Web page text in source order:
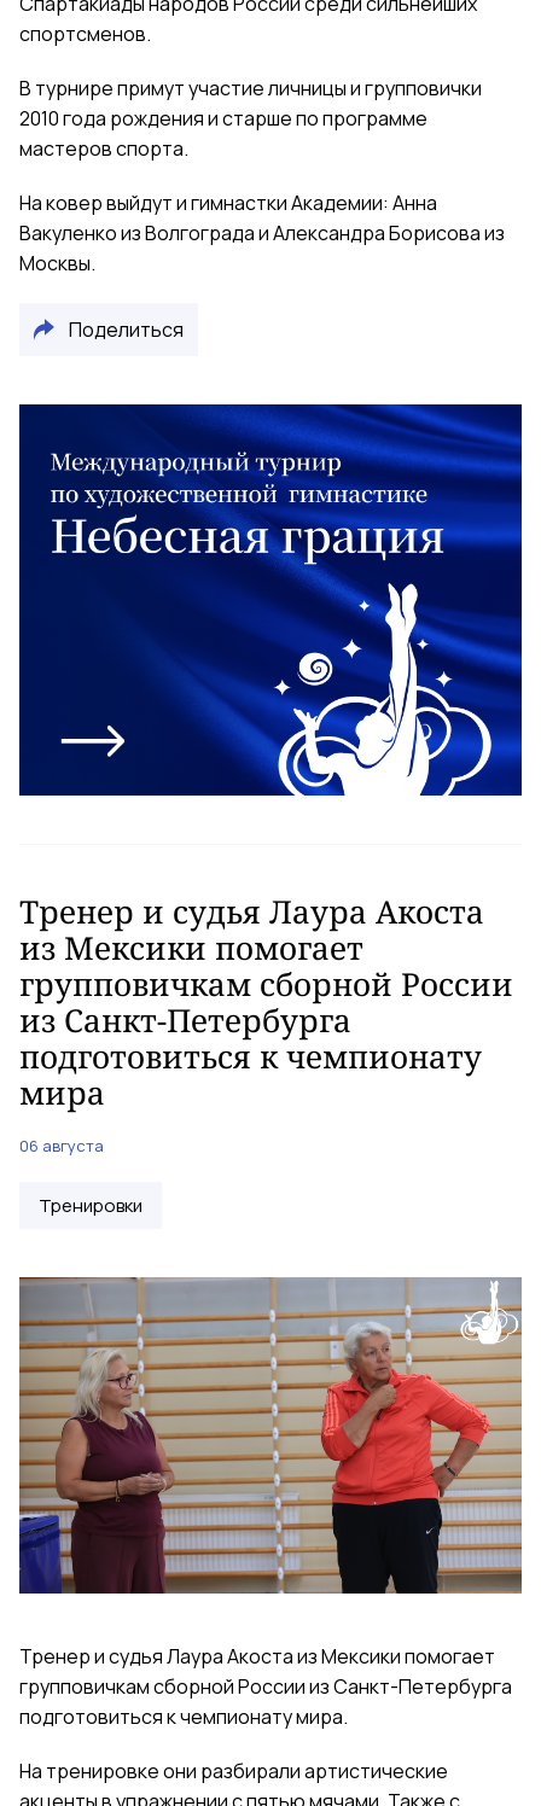
спортсменов.
В турнире примут участие личницы и групповички
2010 года рождения и старше по программе
мастеров спорта.
На ковер выйдут и гимнастки Академии: Анна
Вакуленко из Волгограда и Александра Борисова из
Москвы.
Поделиться
Тренер и судья Лаура Акоста
из Мексики помогает
групповичкам сборной России
из Санкт-Петербурга
подготовиться к чемпионату
мира
06 августа
Тренировки
Тренер и судья Лаура Акоста из Мексики помогает
групповичкам сборной России из Санкт-Петербурга
подготовиться к чемпионату мира.
На тренировке они разбирали артистические